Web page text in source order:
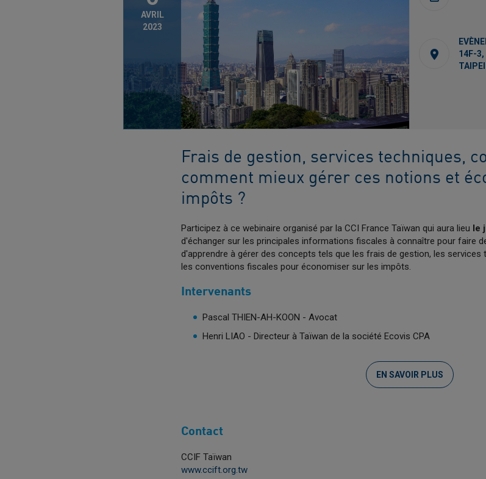
AVRIL
2023
14F-3,
TAIPEI
Frais de gestion, services techniques,
comment mieux gérer ces notions et
impôts ?
Participez à ce webinaire organisé par la CCI France Taïwan qui aura lieu le
d'échanger sur les principales informations fiscales à connaître pour faire
d'apprendre à gérer des concepts tels que les frais de gestion, les
les conventions fiscales pour économiser sur les impôts.
Intervenants
Pascal THIEN-AH-KOON - Avocat
Henri LIAO - Directeur à Taïwan de la société Ecovis CPA
EN SAVOIR PLUS
Contact
CCIF Taïwan
www.ccift.org.tw